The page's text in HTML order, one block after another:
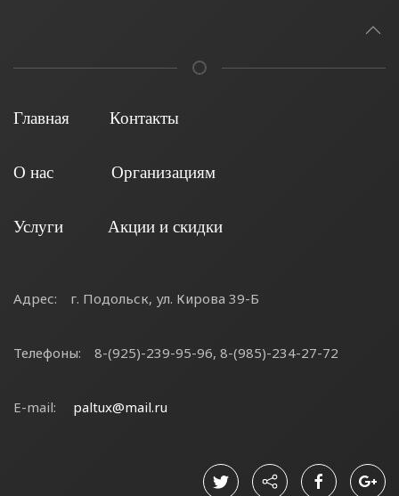
Главная Контакты
О нас Организациям
Услуги Акции и скидки
Адрес: г. Подольск, ул. Кирова 39-Б
Телефоны: 8-(925)-239-95-96, 8-(985)-234-27-72
E-mail: paltux@mail.ru